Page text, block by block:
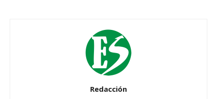
Redacción